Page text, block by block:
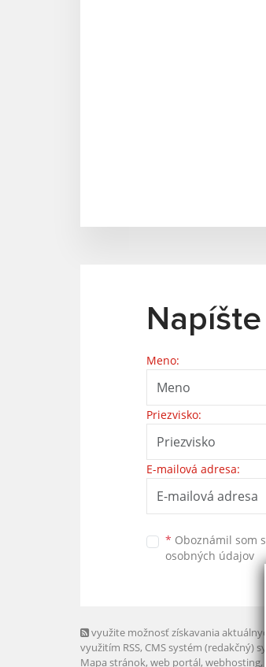
Meno:
Priezvisko:
E-mailová adresa:
* Oboznámil som
osobných údajov
využite možnosť získavania
využitím RSS, CMS systém (redakčný)
Mapa stránok, web portál, webhosting,